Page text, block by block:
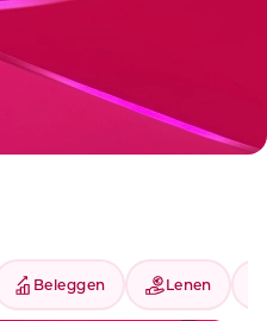
Beleggen Lenen